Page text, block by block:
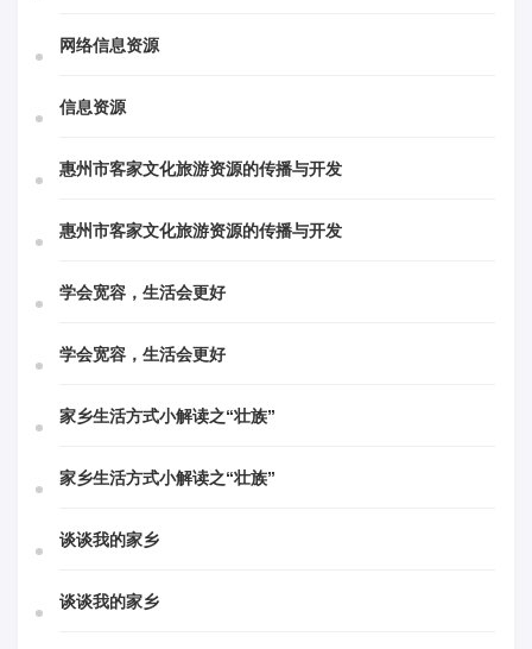
网络信息资源
信息资源
惠州市客家文化旅游资源的传播与开发
惠州市客家文化旅游资源的传播与开发
学会宽容，生活会更好
学会宽容，生活会更好
家乡生活方式小解读之“壮族”
家乡生活方式小解读之“壮族”
谈谈我的家乡
谈谈我的家乡